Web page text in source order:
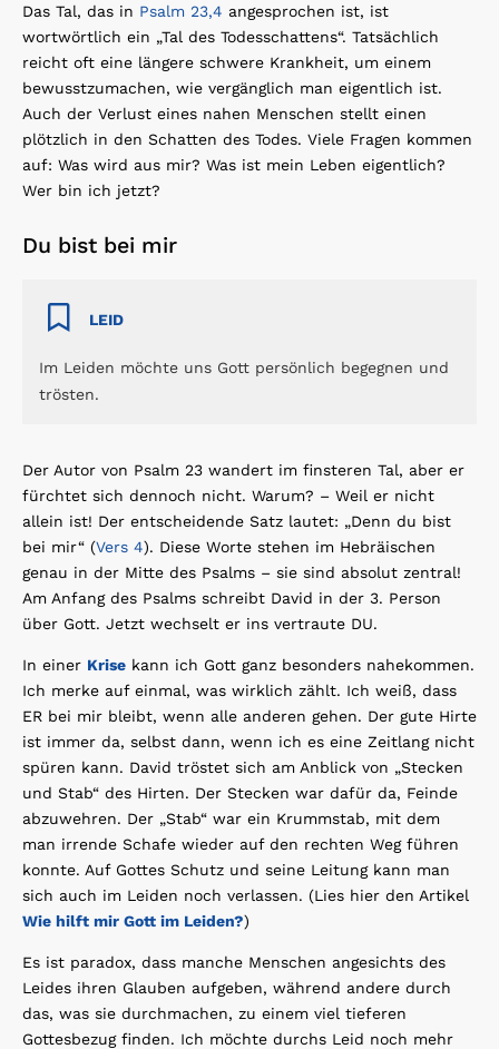
Das Tal, das in Psalm 23,4 angesprochen ist, ist
wortwörtlich ein „Tal des Todesschattens“. Tatsächlich
reicht oft eine längere schwere Krankheit, um einem
bewusstzumachen, wie vergänglich man eigentlich ist.
Auch der Verlust eines nahen Menschen stellt einen
plötzlich in den Schatten des Todes. Viele Fragen kommen
auf: Was wird aus mir? Was ist mein Leben eigentlich?
Wer bin ich jetzt?
Du bist bei mir
LEID
Im Leiden möchte uns Gott persönlich begegnen und
trösten.
Der Autor von Psalm 23 wandert im finsteren Tal, aber er
fürchtet sich dennoch nicht. Warum? – Weil er nicht
allein ist! Der entscheidende Satz lautet: „Denn du bist
bei mir“ (Vers 4). Diese Worte stehen im Hebräischen
genau in der Mitte des Psalms – sie sind absolut zentral!
Am Anfang des Psalms schreibt David in der 3. Person
über Gott. Jetzt wechselt er ins vertraute DU.
In einer Krise kann ich Gott ganz besonders nahekommen.
Ich merke auf einmal, was wirklich zählt. Ich weiß, dass
ER bei mir bleibt, wenn alle anderen gehen. Der gute Hirte
ist immer da, selbst dann, wenn ich es eine Zeitlang nicht
spüren kann. David tröstet sich am Anblick von „Stecken
und Stab“ des Hirten. Der Stecken war dafür da, Feinde
abzuwehren. Der „Stab“ war ein Krummstab, mit dem
man irrende Schafe wieder auf den rechten Weg führen
konnte. Auf Gottes Schutz und seine Leitung kann man
sich auch im Leiden noch verlassen. (Lies hier den Artikel
Wie hilft mir Gott im Leiden?)
Es ist paradox, dass manche Menschen angesichts des
Leides ihren Glauben aufgeben, während andere durch
das, was sie durchmachen, zu einem viel tieferen
Gottesbezug finden. Ich möchte durchs Leid noch mehr